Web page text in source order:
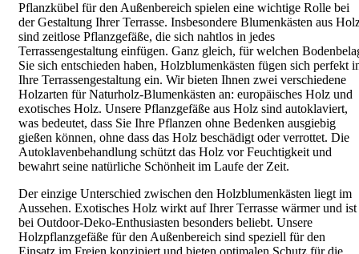
Pflanzkübel für den Außenbereich spielen eine wichtige Rolle bei
der Gestaltung Ihrer Terrasse. Insbesondere Blumenkästen aus
sind zeitlose Pflanzgefäße, die sich nahtlos in jedes
Terrassengestaltung einfügen. Ganz gleich, für welchen
Sie sich entschieden haben, Holzblumenkästen fügen sich perfekt
Ihre Terrassengestaltung ein. Wir bieten Ihnen zwei verschiedene
Holzarten für Naturholz-Blumenkästen an: europäisches Holz und
exotisches Holz. Unsere Pflanzgefäße aus Holz sind autoklaviert,
was bedeutet, dass Sie Ihre Pflanzen ohne Bedenken ausgiebig
gießen können, ohne dass das Holz beschädigt oder verrottet. Die
Autoklavenbehandlung schützt das Holz vor Feuchtigkeit und
bewahrt seine natürliche Schönheit im Laufe der Zeit.
Der einzige Unterschied zwischen den Holzblumenkästen liegt im
Aussehen. Exotisches Holz wirkt auf Ihrer Terrasse wärmer und ist
bei Outdoor-Deko-Enthusiasten besonders beliebt. Unsere
Holzpflanzgefäße für den Außenbereich sind speziell für den